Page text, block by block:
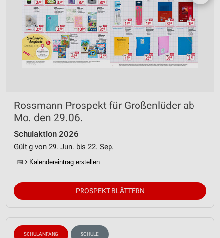
Rossmann Prospekt für Großenlüder ab
Mo. den 29.06.
Schulaktion 2026
Gültig von 29. Jun. bis 22. Sep.
📅 Kalendereintrag erstellen
PROSPEKT BLÄTTERN
SCHULANFANG SCHULE